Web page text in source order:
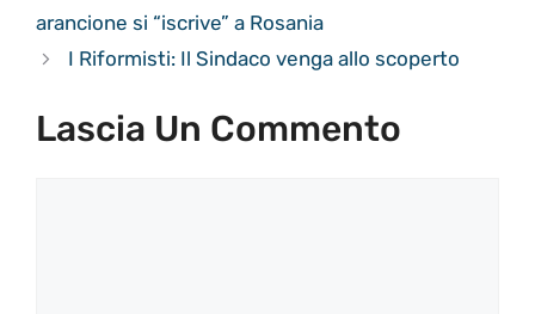
arancione si “iscrive” a Rosania
I Riformisti: Il Sindaco venga allo scoperto
Lascia Un Commento